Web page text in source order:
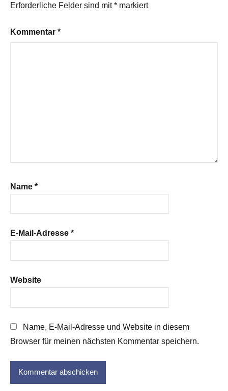
Erforderliche Felder sind mit* markiert
Kommentar *
Name *
E-Mail-Adresse *
Website
Name, E-Mail-Adresse und Website in diesem
Browser für meinen nächsten Kommentar speichern.